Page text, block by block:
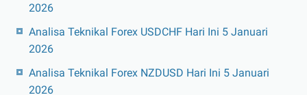
2026
Analisa Teknikal Forex USDCHF Hari Ini 5 Januari
2026
Analisa Teknikal Forex NZDUSD Hari Ini 5 Januari
2026